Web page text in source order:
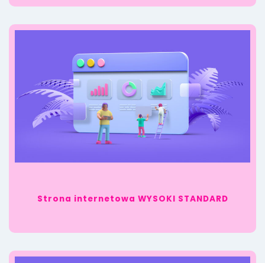
Strona internetowa WYSOKI STANDARD